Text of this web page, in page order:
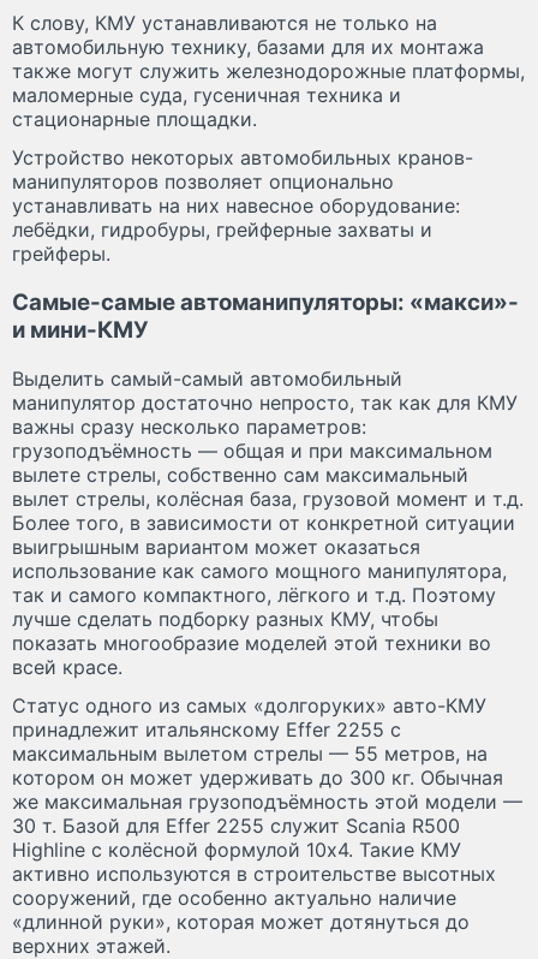
К слову, КМУ устанавливаются не только на
автомобильную технику, базами для их монтажа
также могут служить железнодорожные платформы,
маломерные суда, гусеничная техника и
стационарные площадки.
Устройство некоторых автомобильных кранов-
манипуляторов позволяет опционально
устанавливать на них навесное оборудование:
лебёдки, гидробуры, грейферные захваты и
грейферы.
Самые-самые автоманипуляторы: «макси»-
и мини-КМУ
Выделить самый-самый автомобильный
манипулятор достаточно непросто, так как для КМУ
важны сразу несколько параметров:
грузоподъёмность — общая и при максимальном
вылете стрелы, собственно сам максимальный
вылет стрелы, колёсная база, грузовой момент и т.д.
Более того, в зависимости от конкретной ситуации
выигрышным вариантом может оказаться
использование как самого мощного манипулятора,
так и самого компактного, лёгкого и т.д. Поэтому
лучше сделать подборку разных КМУ, чтобы
показать многообразие моделей этой техники во
всей красе.
Статус одного из самых «долгоруких» авто-КМУ
принадлежит итальянскому Effer 2255 с
максимальным вылетом стрелы — 55 метров, на
котором он может удерживать до 300 кг. Обычная
же максимальная грузоподъёмность этой модели —
30 т. Базой для Effer 2255 служит Scania R500
Highline с колёсной формулой 10х4. Такие КМУ
активно используются в строительстве высотных
сооружений, где особенно актуально наличие
«длинной руки», которая может дотянуться до
верхних этажей.